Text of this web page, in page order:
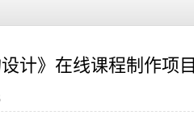
计》在线课程制作项目